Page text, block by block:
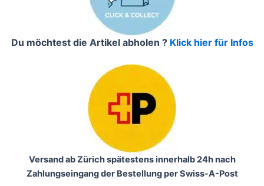
Du möchtest die Artikel abholen ? Klick hier für Infos
Versand ab Zürich spätestens innerhalb 24h nach
Zahlungseingang der Bestellung per Swiss-A-Post